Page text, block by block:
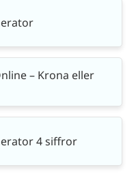
– Krona eller
4 siffror